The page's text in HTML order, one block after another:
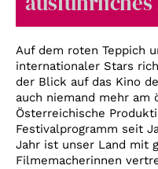
Account
Auf dem roten Teppich
internationaler Stars
der Blick auf das Kino
auch niemand mehr am
Österreichische
Festivalprogramm seit
Jahr ist unser Land mit
Filmemacherinnen